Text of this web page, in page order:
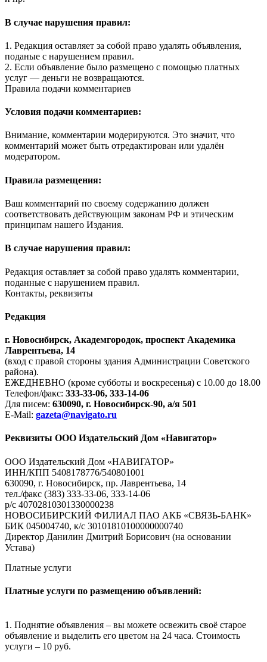
В случае нарушения правил:
1. Редакция оставляет за собой право удалять объявления,
поданые с нарушением правил.
2. Если объявление было размещено с помощью платных
услуг — деньги не возвращаются.
Правила подачи комментариев
Условия подачи комментариев:
Внимание, комментарии модерируются. Это значит, что
комментарий может быть отредактирован или удалён
модератором.
Правила размещения:
Ваш комментарий по своему содержанию должен
соответствовать действующим законам РФ и этическим
принципам нашего Издания.
В случае нарушения правил:
Редакция оставляет за собой право удалять комментарии,
поданные с нарушением правил.
Контакты, реквизиты
Редакция
г. Новосибирск, Академгородок, проспект Академика
Лаврентьева, 14
(вход с правой стороны здания Администрации Советского
района).
ЕЖЕДНЕВНО (кроме субботы и воскресенья) с 10.00 до 18.00
Телефон/факс: 333-33-06, 333-14-06
Для писем: 630090, г. Новосибирск-90, а/я 501
E-Mail: gazeta@navigato.ru
Реквизиты ООО Издательский Дом «Навигатор»
ООО Издательский Дом «НАВИГАТОР»
ИНН/КПП 5408178776/540801001
630090, г. Новосибирск, пр. Лаврентьева, 14
тел./факс (383) 333-33-06, 333-14-06
р/с 40702810301330000238
НОВОСИБИРСКИЙ ФИЛИАЛ ПАО АКБ «СВЯЗЬ-БАНК»
БИК 045004740, к/с 30101810100000000740
Директор Данилин Дмитрий Борисович (на основании
Устава)
Платные услуги
Платные услуги по размещению объявлений:
1. Поднятие объявления – вы можете освежить своё старое
объявление и выделить его цветом на 24 часа. Стоимость
услуги – 10 руб.